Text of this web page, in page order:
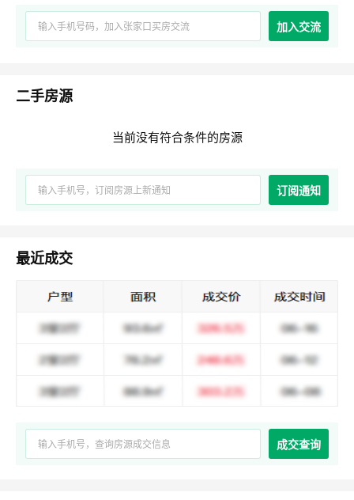
加入交流
二手房源
当前没有符合条件的房源
订阅通知
最近成交
成交查询